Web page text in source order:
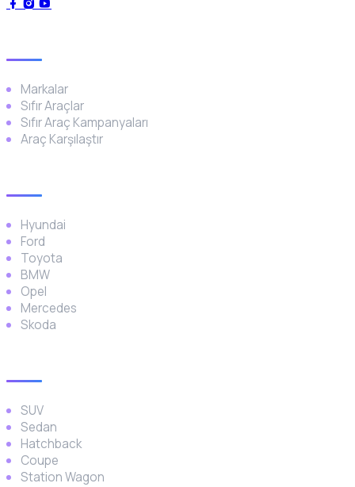
Markalar
Sıfır Araçlar
Sıfır Araç Kampanyaları
Araç Karşılaştır
Hyundai
Ford
Toyota
BMW
Opel
Mercedes
Skoda
SUV
Sedan
Hatchback
Coupe
Station Wagon